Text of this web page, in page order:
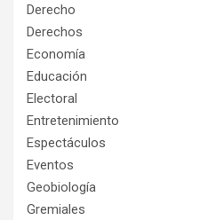
Derecho
Derechos
Economía
Educación
Electoral
Entretenimiento
Espectáculos
Eventos
Geobiología
Gremiales